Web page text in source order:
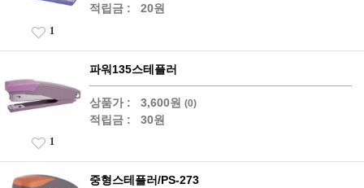
적립금 : 20원
1
파워135스테플러
상품가 : 3,600원 (0)
적립금 : 30원
1
중형스테플러/PS-273